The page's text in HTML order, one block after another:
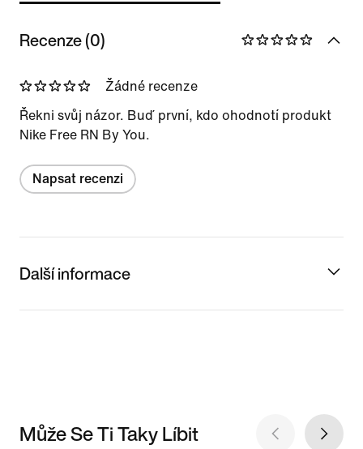
Recenze (0)
Žádné recenze
Řekni svůj názor. Buď první, kdo ohodnotí produkt
Nike Free RN By You.
Napsat recenzi
Další informace
Může Se Ti Taky Líbit